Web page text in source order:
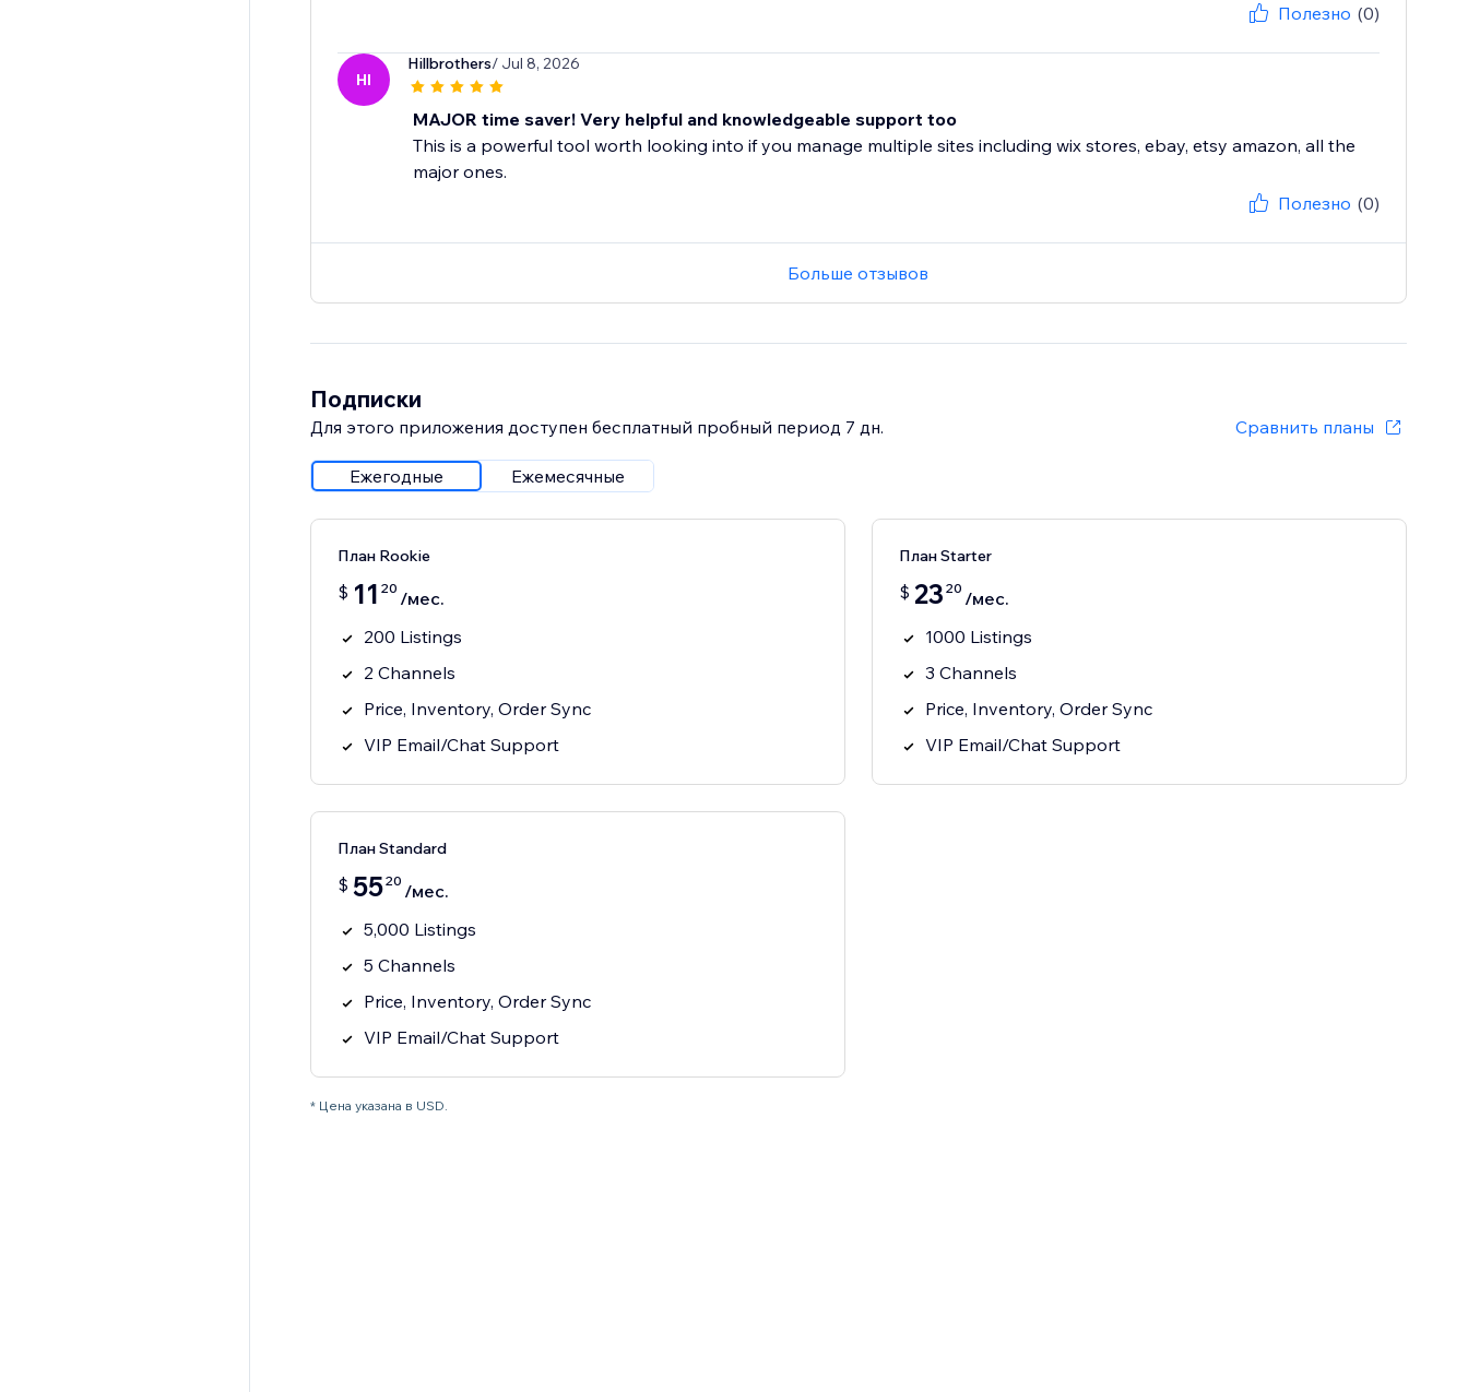
Полезно (0)
HI
Hillbrothers/ Jul 8, 2026
MAJOR time saver! Very helpful and knowledgeable support too
This is a powerful tool worth looking into if you manage multiple sites including wix stores, ebay, etsy amazon, all the
major ones.
Полезно (0)
Больше отзывов
Подписки
Для этого приложения доступен бесплатный пробный период 7 дн. Сравнить планы
Ежегодные Ежемесячные
План Rookie
$ 11 20 /мес.
200 Listings
2 Channels
Price, Inventory, Order Sync
VIP Email/Chat Support
План Starter
$ 23 20 /мес.
1000 Listings
3 Channels
Price, Inventory, Order Sync
VIP Email/Chat Support
План Standard
$ 5520 /мес.
5,000 Listings
5 Channels
Price, Inventory, Order Sync
VIP Email/Chat Support
* Цена указана в USD.